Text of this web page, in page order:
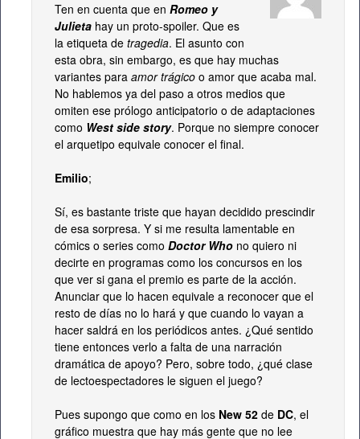
Ten en cuenta que en Romeo y
Julieta hay un proto-spoiler. Que es
la etiqueta de tragedia. El asunto con
esta obra, sin embargo, es que hay muchas
variantes para amor trágico o amor que acaba mal.
No hablemos ya del paso a otros medios que
omiten ese prólogo anticipatorio o de adaptaciones
como West side story. Porque no siempre conocer
el arquetipo equivale conocer el final.
Emilio;
Sí, es bastante triste que hayan decidido prescindir
de esa sorpresa. Y si me resulta lamentable en
cómics o series como Doctor Who no quiero ni
decirte en programas como los concursos en los
que ver si gana el premio es parte de la acción.
Anunciar que lo hacen equivale a reconocer que el
resto de días no lo hará y que cuando lo vayan a
hacer saldrá en los periódicos antes. ¿Qué sentido
tiene entonces verlo a falta de una narración
dramática de apoyo? Pero, sobre todo, ¿qué clase
de lectoespectadores le siguen el juego?
Pues supongo que como en los New 52 de DC, el
gráfico muestra que hay más gente que no lee